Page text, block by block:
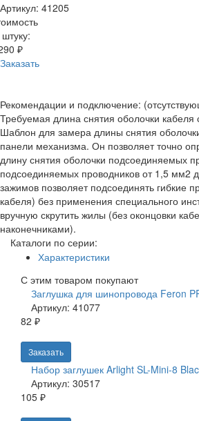
Артикул: 41205
₽
Заказать
Рекомендации и подключение:
Требуемая длина снятия оболочки кабеля
Шаблон для замера длины снятия
панели механизма. Он позволяет точно
длину снятия оболочки подсоединяемых
подсоединяемых проводников от 1,5 мм2
зажимов позволяет подсоединять гибкие
кабеля) без применения специального
вручную скрутить жилы (без оконцовки
наконечниками).
Каталоги по серии:
Характеристики
С этим товаром покупают
Заглушка для шинопровода Feron
Артикул: 41077
82 ₽
Заказать
Набор заглушек Arlight SL-Mini-8
Артикул: 30517
105 ₽